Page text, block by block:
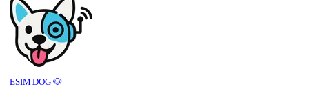
ESIM.DOG 🐶